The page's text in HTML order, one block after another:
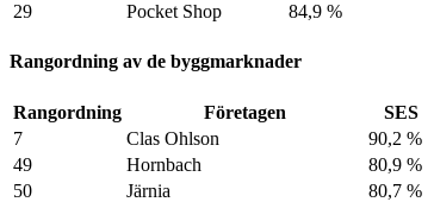
29
Pocket Shop 84,9 %
Rangordning av de byggmarknader
Rangordning Företagen
SES
7
Clas Ohlson
90,2 %
49
Hornbach
80,9 %
50
Järnia
80,7 %